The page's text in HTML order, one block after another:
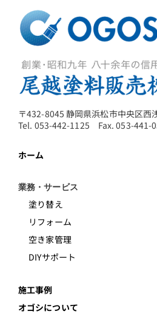
〒432-8045 静岡県浜松市中央区西
Tel. 053-442-1125 Fax. 053-441-
ホーム
業務・サービス
塗り替え
リフォーム
空き家管理
DIYサポート
施工事例
オゴシについて